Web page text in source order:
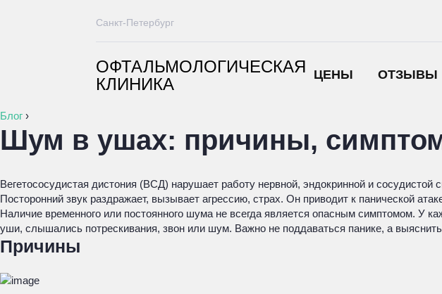
ОФТАЛЬМОЛОГИЧЕСКАЯ
КЛИНИКА
ЦЕНЫ ОТЗЫВЫ
Санкт-Петербург
Блог ›
Шум в ушах: причины,
Вегетососудистая дистония (ВСД) нарушает работу нервной, эндокринной и
Посторонний звук раздражает, вызывает агрессию, страх. Он приводит к панической
Наличие временного или постоянного шума не всегда является опасным симптомом. У
уши, слышались потрескивания, звон или шум. Важно не поддаваться панике, а выяснить
Причины